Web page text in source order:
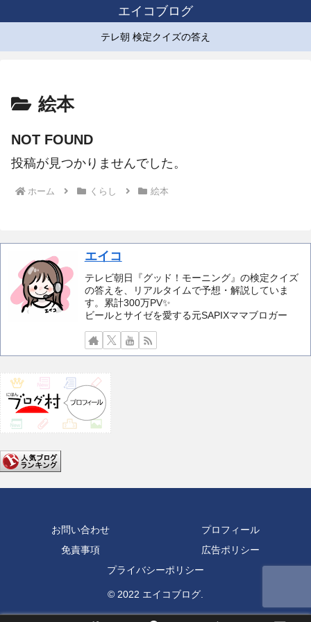
エイコブログ
テレ朝 検定クイズの答え
絵本
NOT FOUND
投稿が見つかりませんでした。
ホーム くらし 絵本
エイコ
テレビ朝日『グッド！モーニング』の検定クイズ
の答えを、リアルタイムで予想・解説していま
す。累計300万PV✨️
ビールとサイゼを愛する元SAPIXママブロガー
お問い合わせ
プロフィール
免責事項
広告ポリシー
プライバシーポリシー
© 2022 エイコブログ.